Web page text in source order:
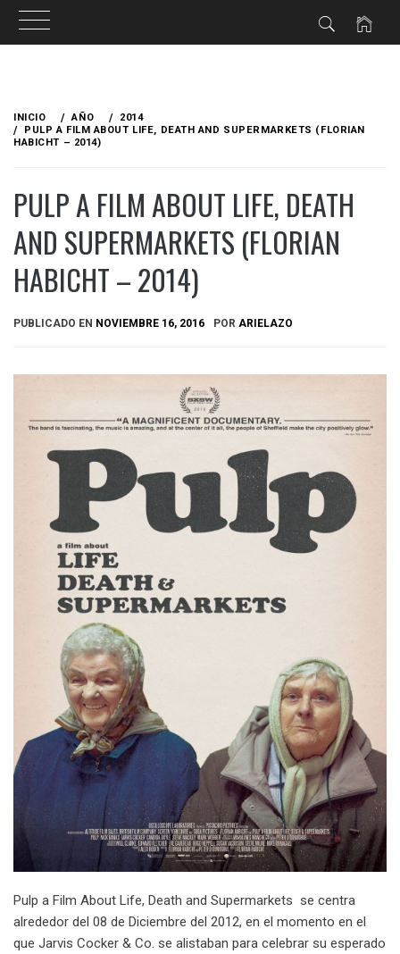
contenido
INICIO AÑO
2014
PULP A FILM ABOUT LIFE, DEATH AND SUPERMARKETS (FLORIAN
HABICHT – 2014)
PULP A FILM ABOUT LIFE, DEATH
AND SUPERMARKETS (FLORIAN
HABICHT – 2014)
PUBLICADO EN NOVIEMBRE 16, 2016 POR ARIELAZO
Pulp a Film About Life, Death and Supermarkets se centra
alrededor del 08 de Diciembre del 2012, en el momento en el
que Jarvis Cocker & Co. se alistaban para celebrar su esperado